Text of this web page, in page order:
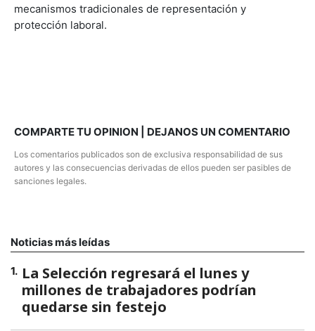
mecanismos tradicionales de representación y
protección laboral.
COMPARTE TU OPINION | DEJANOS UN COMENTARIO
Los comentarios publicados son de exclusiva responsabilidad de sus
autores y las consecuencias derivadas de ellos pueden ser pasibles de
sanciones legales.
Noticias más leídas
1. La Selección regresará el lunes y
millones de trabajadores podrían
quedarse sin festejo